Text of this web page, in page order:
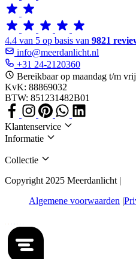
4.4 van 5 op basis van 9821
info@meerdanlicht.nl
+31 24-2120360
Bereikbaar op maandag t/m
KvK: 88869032
BTW: 851231482B01
Klantenservice
Informatie
Collectie
Copyright 2025 Meerdanlicht |
Algemene voorwaarden